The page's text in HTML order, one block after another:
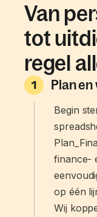
Van
tot
regel
1 Plan
Begin
finance-
op één
Wij